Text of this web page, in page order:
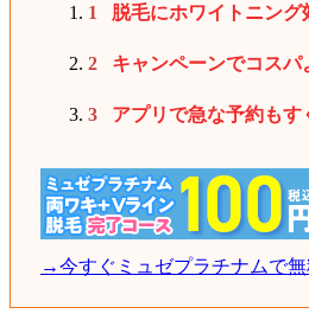
脱毛にホワイトニング
キャンペーンでコスパ
アプリで急な予約もす
→今すぐミュゼプラチナムで